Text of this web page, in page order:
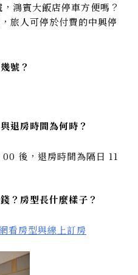
，鴻賓大飯店停車方便嗎？
旅人可停於付費的中興停
號？
退房時間為何時？
後，退房時間為隔日 11
？房型長什麼樣子？
看房型與線上訂房